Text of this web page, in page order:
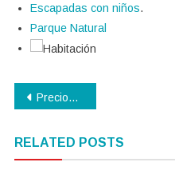
Escapadas con niños.
Parque Natural
Navegación
entradas
Precios de Junio de 2011
RELATED POSTS